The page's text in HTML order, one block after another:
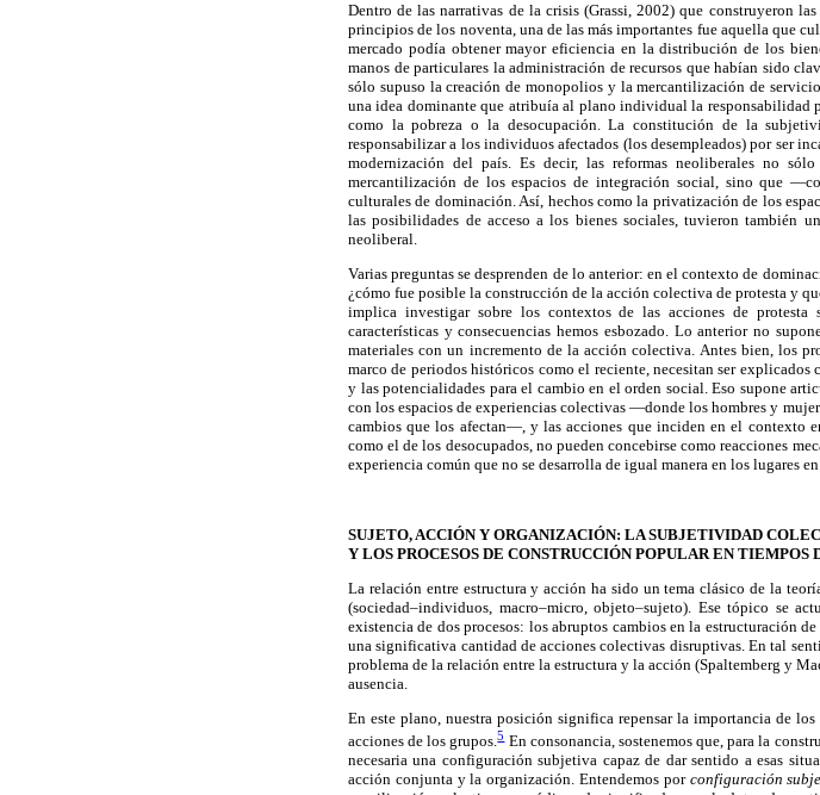
Dentro de las narrativas de la crisis (Grassi, 2002) que construyeron
principios de los noventa, una de las más importantes fue aquella que
mercado podía obtener mayor eficiencia en la distribución de los
manos de particulares la administración de recursos que habían sido
sólo supuso la creación de monopolios y la mercantilización de
una idea dominante que atribuía al plano individual la responsabilidad
como la pobreza o la desocupación. La constitución de la
responsabilizar a los individuos afectados (los desempleados) por ser
modernización del país. Es decir, las reformas neoliberales no
mercantilización de los espacios de integración social, sino que
culturales de dominación. Así, hechos como la privatización de los
las posibilidades de acceso a los bienes sociales, tuvieron también
neoliberal.
Varias preguntas se desprenden de lo anterior: en el contexto de
¿cómo fue posible la construcción de la acción colectiva de protesta y
implica investigar sobre los contextos de las acciones de protesta
características y consecuencias hemos esbozado. Lo anterior no
materiales con un incremento de la acción colectiva. Antes bien, los
marco de periodos históricos como el reciente, necesitan ser
y las potencialidades para el cambio en el orden social. Eso supone
con los espacios de experiencias colectivas —donde los hombres y
cambios que los afectan—, y las acciones que inciden en el contexto
como el de los desocupados, no pueden concebirse como reacciones
experiencia común que no se desarrolla de igual manera en los lugares
SUJETO, ACCIÓN Y ORGANIZACIÓN: LA SUBJETIVIDAD
Y LOS PROCESOS DE CONSTRUCCIÓN POPULAR EN
La relación entre estructura y acción ha sido un tema clásico de la
(sociedad–individuos, macro–micro, objeto–sujeto). Ese tópico se
existencia de dos procesos: los abruptos cambios en la estructuración
una significativa cantidad de acciones colectivas disruptivas. En tal
problema de la relación entre la estructura y la acción (Spaltemberg y
ausencia.
En este plano, nuestra posición significa repensar la importancia de
acciones de los grupos.5En consonancia, sostenemos que, para la
necesaria una configuración subjetiva capaz de dar sentido a esas
acción conjunta y la organización. Entendemos por configuración